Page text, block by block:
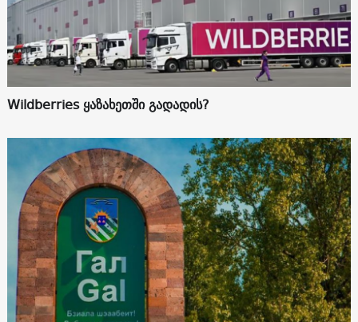
Wildberries ყაზახეთში გადადის?